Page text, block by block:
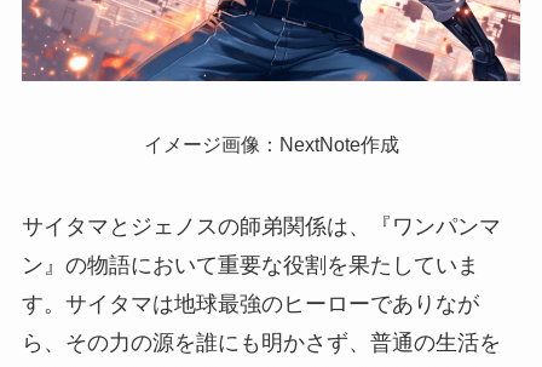
イメージ画像：NextNote作成
サイタマとジェノスの師弟関係は、『ワンパンマ
ン』の物語において重要な役割を果たしていま
す。サイタマは地球最強のヒーローでありなが
ら、その力の源を誰にも明かさず、普通の生活を